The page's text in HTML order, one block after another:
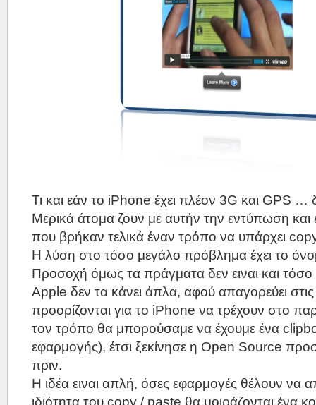
Τι και εάν το iPhone έχει πλέον 3G και GPS …
Μερικά άτομα ζουν με αυτήν την εντύπωση και
που βρήκαν τελικά έναν τρόπο να υπάρχει
Η λύση στο τόσο μεγάλο πρόβλημα έχει το
Προσοχή όμως τα πράγματα δεν ειναι και
Apple δεν τα κάνει άπλα, αφού απαγορεύει
προορίζονται για το iPhone να τρέχουν στο
τον τρόπο θα μπορούσαμε να έχουμε ένα
εφαρμογής), έτσι ξεκίνησε η Open Source
πριν.
Η ιδέα ειναι απλή, όσες εφαρμογές θέλουν να
ιδιότητα του copy / paste θα μοιράζονται ένα